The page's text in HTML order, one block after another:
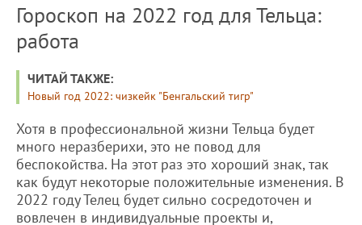
Гороскоп на 2022 год для Тельца:
работа
ЧИТАЙ ТАКЖЕ:
Новый год 2022: чизкейк "Бенгальский тигр"
Хотя в профессиональной жизни Тельца будет
много неразберихи, это не повод для
беспокойства. На этот раз это хороший знак, так
как будут некоторые положительные изменения. В
2022 году Телец будет сильно сосредоточен и
вовлечен в индивидуальные проекты и,